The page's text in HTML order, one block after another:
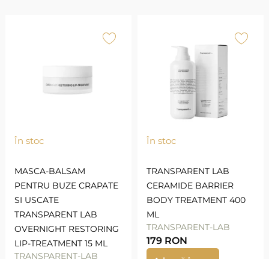
În stoc
MASCA-BALSAM
PENTRU BUZE CRAPATE
SI USCATE
TRANSPARENT LAB
OVERNIGHT RESTORING
LIP-TREATMENT 15 ML
TRANSPARENT-LAB
În stoc
TRANSPARENT LAB
CERAMIDE BARRIER
BODY TREATMENT 400
ML
TRANSPARENT-LAB
179 RON